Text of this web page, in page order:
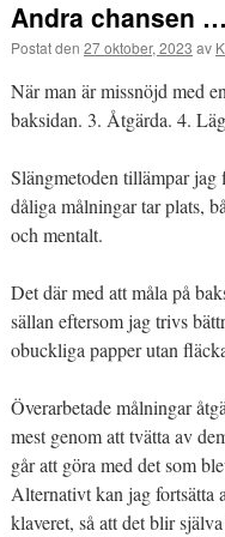
Andra chansen …
Postat den 27 oktober, 2023 av
När man är missnöjd med
baksidan. 3. Åtgärda. 4.
Slängmetoden tillämpar
dåliga målningar tar plats,
och mentalt.
Det där med att måla på
sällan eftersom jag trivs
obuckliga papper utan
Överarbetade målningar
mest genom att tvätta av
går att göra med det som
Alternativt kan jag fortsätta
klaveret, så att det blir